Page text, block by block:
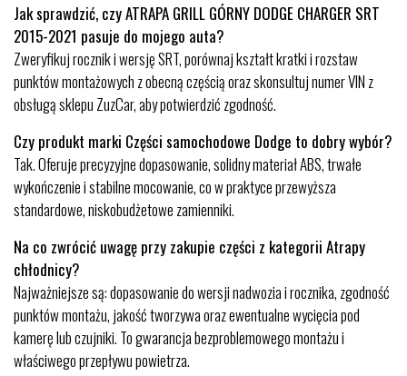
Jak sprawdzić, czy ATRAPA GRILL GÓRNY DODGE CHARGER SRT
2015-2021 pasuje do mojego auta?
Zweryfikuj rocznik i wersję SRT, porównaj kształt kratki i rozstaw
punktów montażowych z obecną częścią oraz skonsultuj numer VIN z
obsługą sklepu ZuzCar, aby potwierdzić zgodność.
Czy produkt marki Części samochodowe Dodge to dobry wybór?
Tak. Oferuje precyzyjne dopasowanie, solidny materiał ABS, trwałe
wykończenie i stabilne mocowanie, co w praktyce przewyższa
standardowe, niskobudżetowe zamienniki.
Na co zwrócić uwagę przy zakupie części z kategorii Atrapy
chłodnicy?
Najważniejsze są: dopasowanie do wersji nadwozia i rocznika, zgodność
punktów montażu, jakość tworzywa oraz ewentualne wycięcia pod
kamerę lub czujniki. To gwarancja bezproblemowego montażu i
właściwego przepływu powietrza.